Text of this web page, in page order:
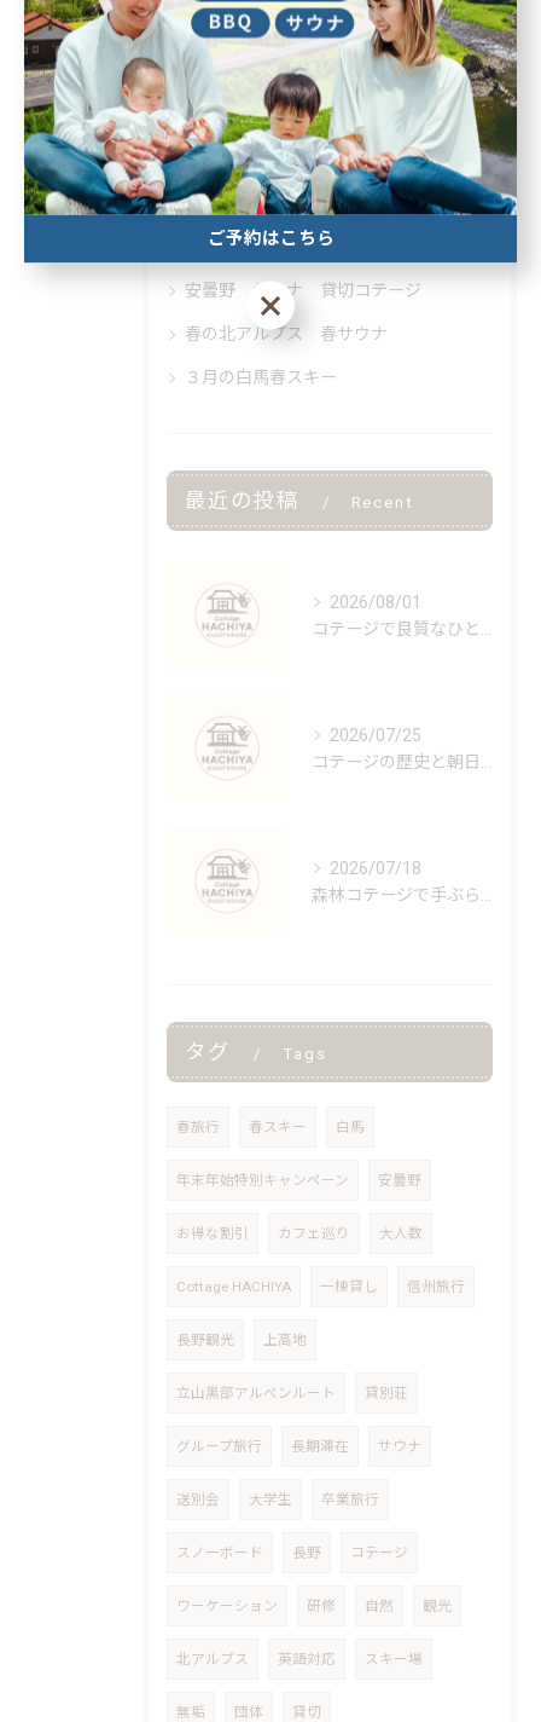
カテゴリー Categories
全てのカテゴリー
北アルプス 絶景 安曇野
卒業旅行、春スキー、春スノボ 卒業旅行 格安 お得
安曇野 アルプス サウナ コテージ
安曇野 サウナ 貸切コテージ
春の北アルプス 春サウナ
３月の白馬春スキー
最近の投稿 Recent
2026/08/01
2026/07/25
2026/07/18
タグ Tags
春旅行 春スキー 白馬
年末年始特別キャンペーン 安曇野
お得な割引 カフェ巡り 大人数
Cottage HACHIYA 一棟貸し 信州旅行
長野観光 上高地
立山黒部アルペンルート 貸別荘
グループ旅行 長期滞在 サウナ
送別会 大学生 卒業旅行
スノーボード 長野 コテージ
ワーケーション 研修 自然 観光
北アルプス 英語対応 スキー場
無垢 団体 貸切
ご予約はこちら
ご予約はこちら